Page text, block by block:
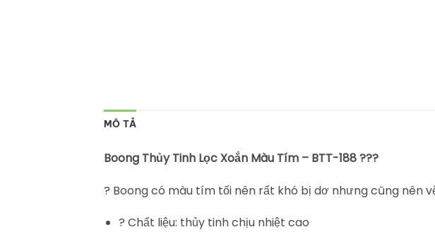
MÔ TẢ
Boong Thủy Tinh Lọc Xoắn Màu Tím – BTT-188 ???
? Boong có màu tím tối nên rất khó bị dơ nhưng cũng nên
? Chất liệu: thủy tinh chịu nhiệt cao